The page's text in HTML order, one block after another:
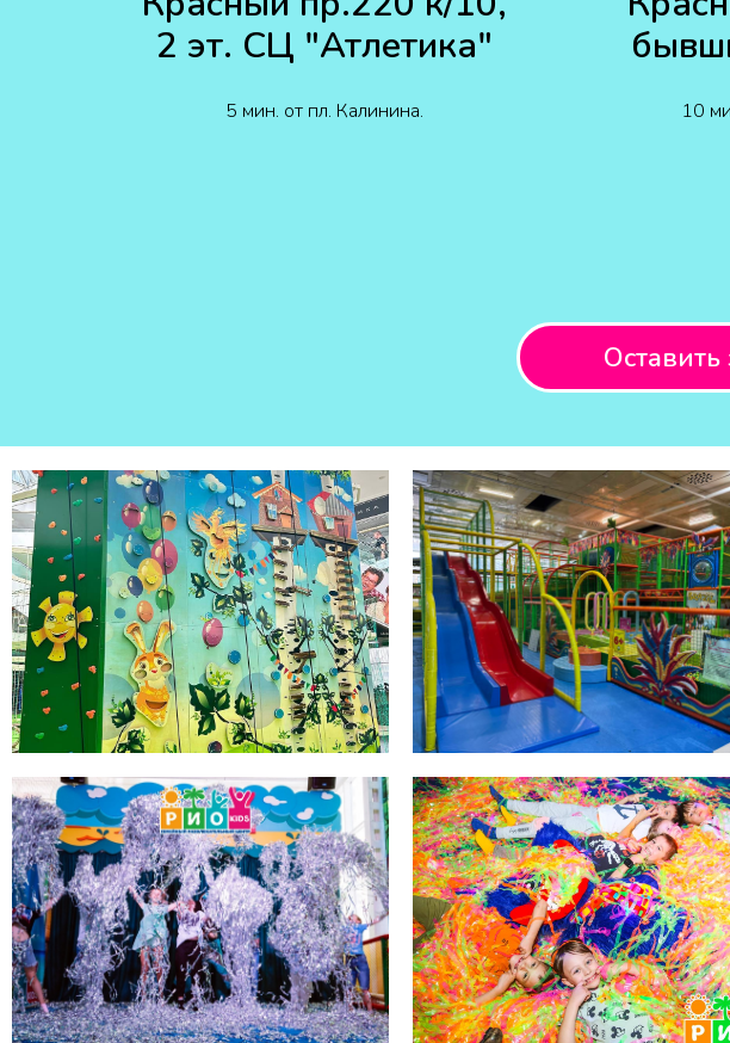
2 эт. СЦ "Атлетика"
5 мин. от пл. Калинина. 10